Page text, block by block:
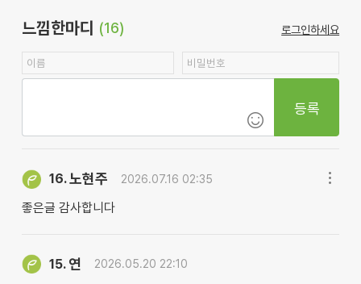
느낌한마디 (16) 로그인하세요
등록
16.노현주 2026.07.16 02:35
좋은글 감사합니다
15. 연 2026.05.20 22:10